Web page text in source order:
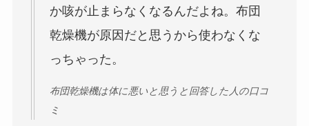
か咳が止まらなくなるんだよね。布団
乾燥機が原因だと思うから使わなくな
っちゃった。
布団乾燥機は体に悪いと思うと回答した人の口コ
ミ